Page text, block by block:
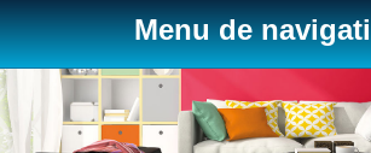
Menu de